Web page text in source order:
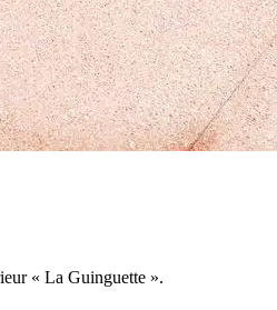
« La Guinguette ».